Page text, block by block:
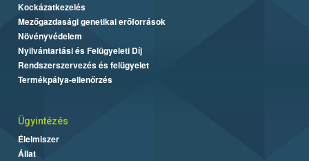
Kockázatkezelés
Mezőgazdasági genetikai erőforrások
Növényvédelem
Nyilvántartási és Felügyeleti Díj
Rendszerszervezés és felügyelet
Termékpálya-ellenőrzés
Ügyintézés
Élelmiszer
Állat